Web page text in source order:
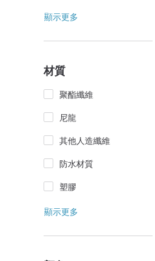
顯示更多
材質
聚酯纖維
尼龍
其他人造纖維
防水材質
塑膠
顯示更多